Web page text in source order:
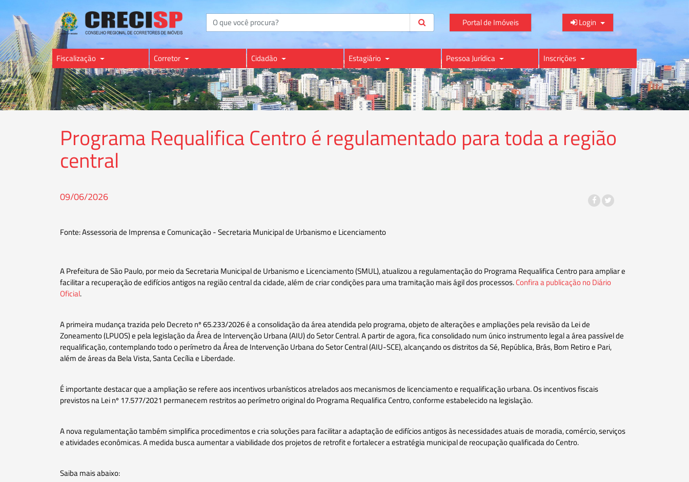
Buscar Portal de Imóveis Login
Fiscalização Corretor Cidadão Estagiário Pessoa Jurídica Inscrições
Programa Requalifica Centro é regulamentado para toda a região
central
09/06/2026
Fonte: Assessoria de Imprensa e Comunicação - Secretaria Municipal de Urbanismo e Licenciamento
A Prefeitura de São Paulo, por meio da Secretaria Municipal de Urbanismo e Licenciamento (SMUL), atualizou a regulamentação do Programa Requalifica Centro para ampliar e
facilitar a recuperação de edifícios antigos na região central da cidade, além de criar condições para uma tramitação mais ágil dos processos.Confira a publicação no Diário
Oficial.
A primeira mudança trazida pelo Decreto nº 65.233/2026 é a consolidação da área atendida pelo programa, objeto de alterações e ampliações pela revisão da Lei de
Zoneamento (LPUOS) e pela legislação da Área de Intervenção Urbana (AIU) do Setor Central. A partir de agora, fica consolidado num único instrumento legal a área passível de
requalificação, contemplando todo o perímetro da Área de Intervenção Urbana do Setor Central (AIU-SCE), alcançando os distritos da Sé, República, Brás, Bom Retiro e Pari,
além de áreas da Bela Vista, Santa Cecília e Liberdade.
É importante destacar que a ampliação se refere aos incentivos urbanísticos atrelados aos mecanismos de licenciamento e requalificação urbana. Os incentivos fiscais
previstos na Lei nº 17.577/2021 permanecem restritos ao perímetro original do Programa Requalifica Centro, conforme estabelecido na legislação.
A nova regulamentação também simplifica procedimentos e cria soluções para facilitar a adaptação de edifícios antigos às necessidades atuais de moradia, comércio, serviços
e atividades econômicas. A medida busca aumentar a viabilidade dos projetos de retrofit e fortalecer a estratégia municipal de reocupação qualificada do Centro.
Saiba mais abaixo: